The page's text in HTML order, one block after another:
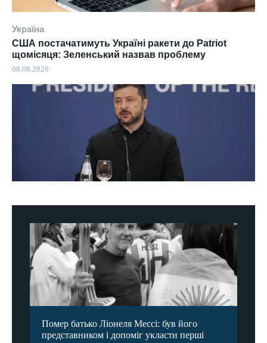
Україна
США постачатимуть Україні ракети до Patriot
щомісяця: Зеленський назвав проблему
08.08.2026
Помер батько Ліонеля Мессі: був його
представником і допоміг укласти перші